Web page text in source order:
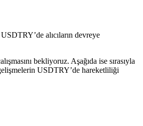
alıcıların devreye
bekliyoruz. Aşağıda ise sırasıyla
USDTRY’de hareketliliği